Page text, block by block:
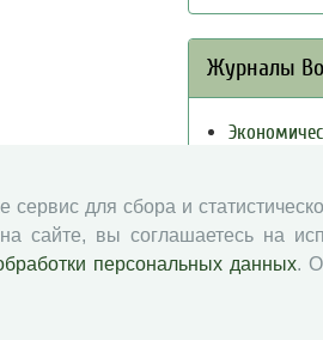
Журналы
Вопросы
Социальное
Юный
сервис для сбора и
сайте, вы соглашаетесь на
персональных данных.